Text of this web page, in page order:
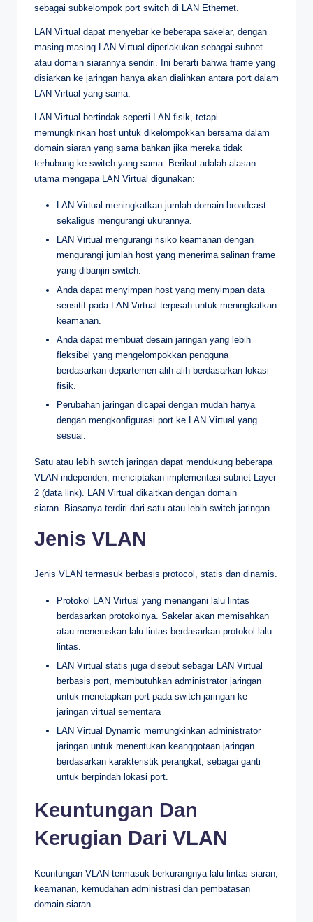
sebagai subkelompok port switch di LAN Ethernet.
LAN Virtual dapat menyebar ke beberapa sakelar, dengan
masing-masing LAN Virtual diperlakukan sebagai subnet
atau domain siarannya sendiri. Ini berarti bahwa frame yang
disiarkan ke jaringan hanya akan dialihkan antara port dalam
LAN Virtual yang sama.
LAN Virtual bertindak seperti LAN fisik, tetapi
memungkinkan host untuk dikelompokkan bersama dalam
domain siaran yang sama bahkan jika mereka tidak
terhubung ke switch yang sama. Berikut adalah alasan
utama mengapa LAN Virtual digunakan:
LAN Virtual meningkatkan jumlah domain broadcast
sekaligus mengurangi ukurannya.
LAN Virtual mengurangi risiko keamanan dengan
mengurangi jumlah host yang menerima salinan frame
yang dibanjiri switch.
Anda dapat menyimpan host yang menyimpan data
sensitif pada LAN Virtual terpisah untuk meningkatkan
keamanan.
Anda dapat membuat desain jaringan yang lebih
fleksibel yang mengelompokkan pengguna
berdasarkan departemen alih-alih berdasarkan lokasi
fisik.
Perubahan jaringan dicapai dengan mudah hanya
dengan mengkonfigurasi port ke LAN Virtual yang
sesuai.
Satu atau lebih switch jaringan dapat mendukung beberapa
VLAN independen, menciptakan implementasi subnet Layer
2 (data link). LAN Virtual dikaitkan dengan domain
siaran. Biasanya terdiri dari satu atau lebih switch jaringan.
Jenis VLAN
Jenis VLAN termasuk berbasis protocol, statis dan dinamis.
Protokol LAN Virtual yang menangani lalu lintas
berdasarkan protokolnya. Sakelar akan memisahkan
atau meneruskan lalu lintas berdasarkan protokol lalu
lintas.
LAN Virtual statis juga disebut sebagai LAN Virtual
berbasis port, membutuhkan administrator jaringan
untuk menetapkan port pada switch jaringan ke
jaringan virtual sementara
LAN Virtual Dynamic memungkinkan administrator
jaringan untuk menentukan keanggotaan jaringan
berdasarkan karakteristik perangkat, sebagai ganti
untuk berpindah lokasi port.
Keuntungan Dan
Kerugian Dari VLAN
Keuntungan VLAN termasuk berkurangnya lalu lintas siaran,
keamanan, kemudahan administrasi dan pembatasan
domain siaran.